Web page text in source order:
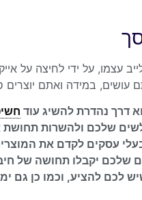
עצמו, על ידי לחיצה על
במידה ואתם יוצרים
דרך נהדרת להשיג עוד
שלכם ולהשרות תחושת
עסקים לקדם את
שלכם יקבלו תחושה של
לכם להציע, וכמו כן גם